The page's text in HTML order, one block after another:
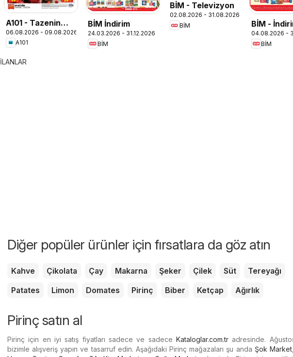
A101 - Tazenin
Yıldızları
06.08.2026 - 09.08.2026
A101
BİM İndirim
24.03.2026 - 31.12.2026
BİM
BİM - Televizyon
02.08.2026 - 31.08.2026
BİM
BİM -
Ürünler
04.08.2026 -
BİM
İLANLAR
Diğer popüler ürünler için fırsatlara da göz atın
Kahve Çikolata Çay Makarna Şeker Çilek Süt
Tereyağı
Patates
Limon Domates Pirinç Biber Ketçap Ağırlık
Pirinç satın al
Pirinç için en iyi satış fiyatları sadece ve sadece Kataloglar.com.tr adresinde.
bizimle alışveriş yapın ve tasarruf edin. Aşağıdaki Pirinç mağazaları şu anda Şok Market